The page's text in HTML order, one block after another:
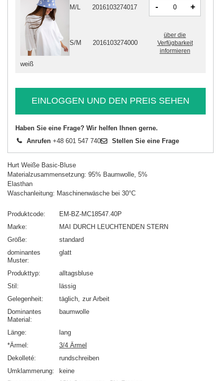
weiß
M/L 2016103274017 - +
S/M 2016103274000
über die
Verfügbarkeit
informieren
EINLOGGEN UND DEN PREIS SEHEN
Haben Sie eine Frage? Wir helfen Ihnen gerne.
Anrufen +48 601 547 740 Stellen Sie eine Frage
Hurt Weiße Basic-Bluse
Materialzusammensetzung: 95% Baumwolle, 5%
Elasthan
Waschanleitung: Maschinenwäsche bei 30°C
Produktcode
EM-BZ-MC18547.40P
Marke
MAI DURCH LEUCHTENDEN STERN
Größe
standard
dominantes
Muster
glatt
Produkttyp
alltagsbluse
Stil
lässig
Gelegenheit
täglich zur Arbeit
Dominantes
Material
baumwolle
Länge
lang
*Ärmel
3/4 Ärmel
Dekolleté
rundschreiben
Umklammerung
keine